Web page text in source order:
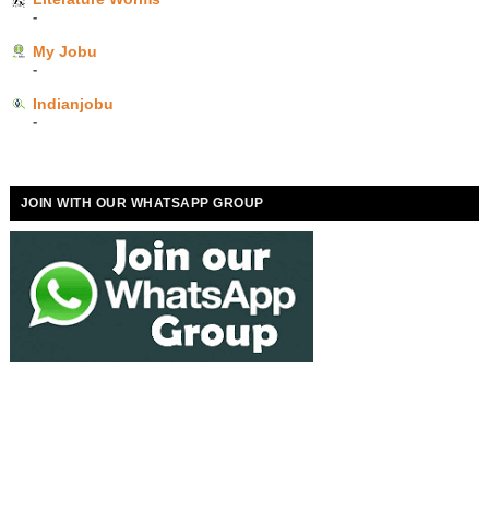
-
My Jobu
-
Indianjobu
-
JOIN WITH OUR WHATSAPP GROUP